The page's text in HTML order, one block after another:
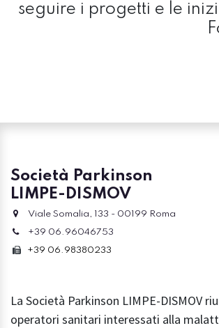
seguire i progetti e le
Società Parkinson
LIMPE-DISMOV
Viale Somalia, 133 - 00199 Roma
+39 06.96046753
+39 06.98380233
La Società Parkinson LIMPE-DISMOV
operatori sanitari interessati alla